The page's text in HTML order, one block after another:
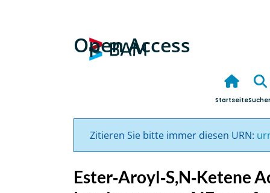
Open Access
Startseite
Zitieren Sie bitte immer diesen URN:
Ester‐Aroyl‐S,N‐Ketene